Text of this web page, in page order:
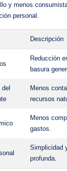
y menos
personal.
Descripción
Reducción
basura
del
Menos
recursos
Menos
gastos.
Simplicidad
profunda.